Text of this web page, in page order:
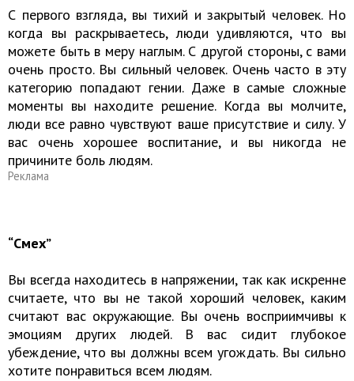
С первого взгляда, вы тихий и закрытый человек. Но
когда вы раскрываетесь, люди удивляются, что вы
можете быть в меру наглым. С другой стороны, с вами
очень просто. Вы сильный человек. Очень часто в эту
категорию попадают гении. Даже в самые сложные
моменты вы находите решение. Когда вы молчите,
люди все равно чувствуют ваше присутствие и силу. У
вас очень хорошее воспитание, и вы никогда не
причините боль людям.
Реклама
“Смех”
Вы всегда находитесь в напряжении, так как искренне
считаете, что вы не такой хороший человек, каким
считают вас окружающие. Вы очень восприимчивы к
эмоциям других людей. В вас сидит глубокое
убеждение, что вы должны всем угождать. Вы сильно
хотите понравиться всем людям.